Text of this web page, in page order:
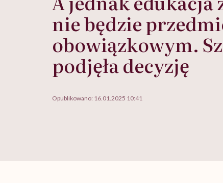
nie będzie
obowiązkowym.
podjęła decyzję
Opublikowano: 16.01.2025 10:41